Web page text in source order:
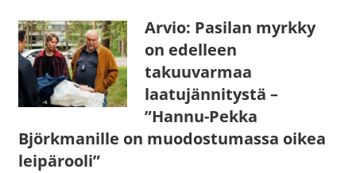
Arvio: Pasilan myrkky
on edelleen
takuuvarmaa
laatujännitystä –
”Hannu-Pekka
Björkmanille on muodostumassa oikea
leipärooli”